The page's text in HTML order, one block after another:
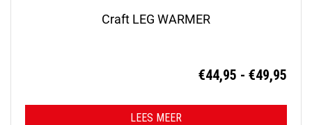
Craft LEG WARMER
€44,95 - €49,95
tot
LEES MEER